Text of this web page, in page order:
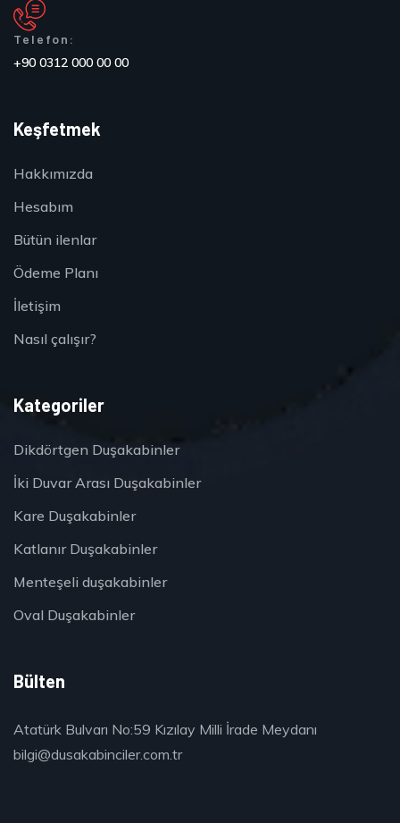
Telefon:
+90 0312 000 00 00
Keşfetmek
Hakkımızda
Hesabım
Bütün ilenlar
Ödeme Planı
İletişim
Nasıl çalışır?
Kategoriler
Dikdörtgen Duşakabinler
İki Duvar Arası Duşakabinler
Kare Duşakabinler
Katlanır Duşakabinler
Menteşeli duşakabinler
Oval Duşakabinler
Bülten
Atatürk Bulvarı No:59 Kızılay Milli İrade Meydanı
bilgi@dusakabinciler.com.tr